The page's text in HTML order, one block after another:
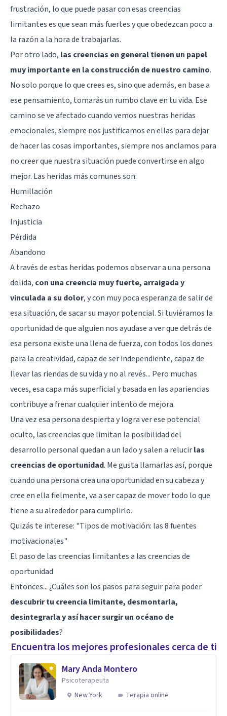
frustración, lo que puede pasar con esas creencias
limitantes es que sean más fuertes y queobedezcan poco a
la razóna la hora de trabajarlas.
Por otro lado, las creencias en general tienen un papel
muy importante en la construcción de nuestro camino.
No solo porque lo que crees es, sino que además, en base a
ese pensamiento, tomarás un rumbo clave en tu vida. Ese
camino se ve afectado cuando vemos nuestras heridas
emocionales, siempre nos justificamos en ellas para dejar
de hacer las cosas importantes, siempre nos anclamos para
no creer que nuestra situación puede convertirse en algo
mejor. Las heridas más comunes son:
Humillación
Rechazo
Injusticia
Pérdida
Abandono
A través de estas heridas podemos observar a una persona
dolida, con una creencia muy fuerte, arraigada y
vinculada a su dolor, y con muy poca esperanza de salir de
esa situación, de sacar su mayor potencial. Si tuviéramos la
oportunidad de que alguien nos ayudase a ver que detrás de
esa persona existe una llena de fuerza, con todos los dones
para lacreatividad, capaz de ser independiente, capaz de
llevar las riendas de su vida y no al revés... Pero muchas
veces, esa capa más superficial y basada en las apariencias
contribuye a frenar cualquier intento de mejora.
Una vez esa persona despierta y logra ver ese potencial
oculto, las creencias que limitan la posibilidad del
desarrollo personal quedan a un lado y salen a relucirlas
creencias de oportunidad. Me gusta llamarlas así, porque
cuando una persona crea una oportunidad en su cabeza y
cree en ella fielmente, va a ser capaz de mover todo lo que
tiene a su alrededor para cumplirlo.
Quizás te interese: "Tipos de motivación: las 8 fuentes
motivacionales"
El paso de las creencias limitantes a las creencias de
oportunidad
Entonces... ¿Cuáles son los pasos para seguir para poder
descubrir tu creencia limitante, desmontarla,
desintegrarla y así hacer surgir un océano de
posibilidades?
Encuentra los mejores profesionales cerca de ti
Mary Anda Montero
Psicoterapeuta
New York
Terapia online